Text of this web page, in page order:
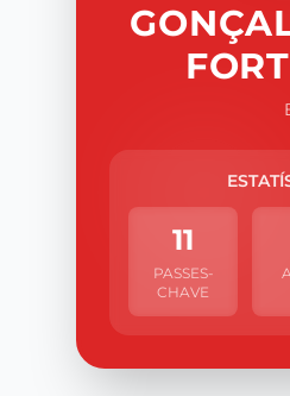
11
PASSES-
CHAVE